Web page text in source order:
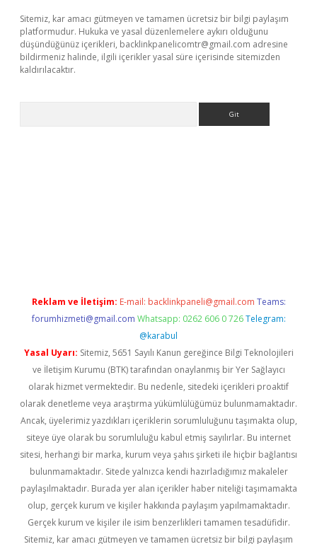
Sitemiz, kar amacı gütmeyen ve tamamen ücretsiz bir bilgi paylaşım
platformudur. Hukuka ve yasal düzenlemelere aykırı olduğunu
düşündüğünüz içerikleri, backlinkpanelicomtr@gmail.com adresine
bildirmeniz halinde, ilgili içerikler yasal süre içerisinde sitemizden
kaldırılacaktır.
Reklam ve İletişim: E-mail: backlinkpaneli@gmail.com Teams:
forumhizmeti@gmail.com Whatsapp: 0262 606 0 726 Telegram:
@karabul
Yasal Uyarı: Sitemiz, 5651 Sayılı Kanun gereğince Bilgi Teknolojileri
ve İletişim Kurumu (BTK) tarafından onaylanmış bir Yer Sağlayıcı
olarak hizmet vermektedir. Bu nedenle, sitedeki içerikleri proaktif
olarak denetleme veya araştırma yükümlülüğümüz bulunmamaktadır.
Ancak, üyelerimiz yazdıkları içeriklerin sorumluluğunu taşımakta olup,
siteye üye olarak bu sorumluluğu kabul etmiş sayılırlar. Bu internet
sitesi, herhangi bir marka, kurum veya şahıs şirketi ile hiçbir bağlantısı
bulunmamaktadır. Sitede yalnızca kendi hazırladığımız makaleler
paylaşılmaktadır. Burada yer alan içerikler haber niteliği taşımamakta
olup, gerçek kurum ve kişiler hakkında paylaşım yapılmamaktadır.
Gerçek kurum ve kişiler ile isim benzerlikleri tamamen tesadüfidir.
Sitemiz, kar amacı gütmeyen ve tamamen ücretsiz bir bilgi paylaşım